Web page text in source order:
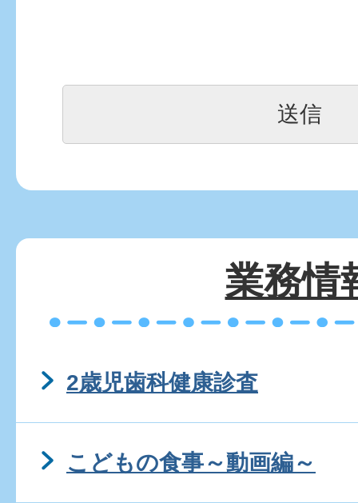
業務情
2歳児歯科健康診査
こどもの食事～動画編～